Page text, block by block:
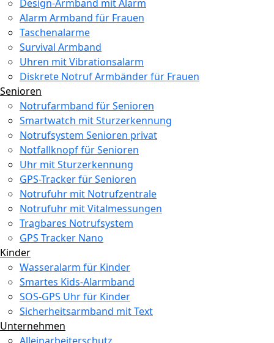
Design-Armband mit Alarm
Alarm Armband für Frauen
Taschenalarme
Survival Armband
Uhren mit Vibrationsalarm
Diskrete Notruf Armbänder für Frauen
Senioren
Notrufarmband für Senioren
Smartwatch mit Sturzerkennung
Notrufsystem Senioren privat
Notfallknopf für Senioren
Uhr mit Sturzerkennung
GPS-Tracker für Senioren
Notrufuhr mit Notrufzentrale
Notrufuhr mit Vitalmessungen
Tragbares Notrufsystem
GPS Tracker Nano
Kinder
Wasseralarm für Kinder
Smartes Kids-Alarmband
SOS-GPS Uhr für Kinder
Sicherheitsarmband mit Text
Unternehmen